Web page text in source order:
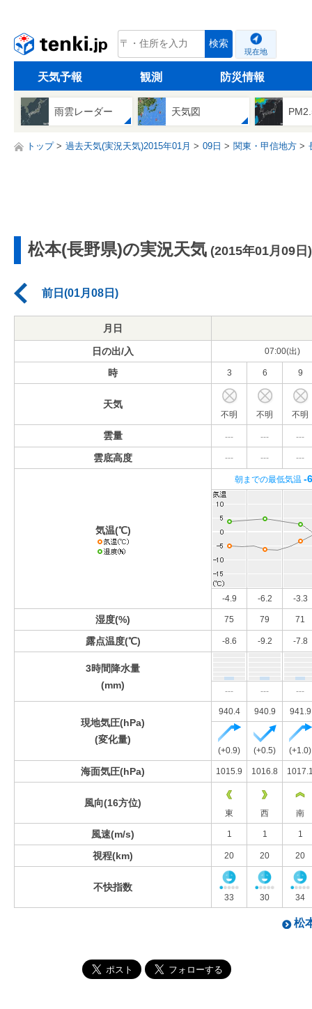
tenki.jp 検索
現在地
天気予報 観測 防災情報
雨雲レーダー 天気図
トップ 過去天気(実況天気)2015年01月 09日 関東・甲信地方
松本(長野県)の実況天気 (2015年01月09日)
前日(01月08日)
月日
日の出/入 07:00(出)
時 3 6 9
天気
不明 不明 不明
雲量 --- --- ---
雲底高度 --- --- ---
気温(℃)
朝までの最低気温 -
-4.9 -6.2 -3.3
湿度(%) 75 79 71
露点温度(℃) -8.6 -9.2 -7.8
3時間降水量
(mm)
--- --- ---
現地気圧(hPa)
(変化量)
940.4 940.9 941.9
(+0.9) (+0.5) (+1.0)
海面気圧(hPa) 1015.9 1016.8
風向(16方位)
東 西 南
風速(m/s) 1 1 1
視程(km) 20 20 20
不快指数
33 30 34
松